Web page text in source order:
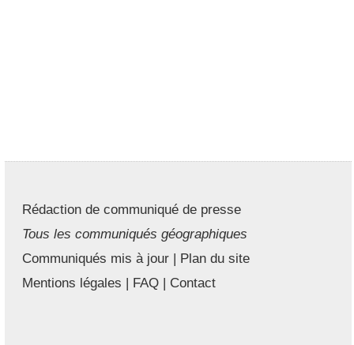
Rédaction de communiqué de presse
Tous les communiqués géographiques
Communiqués mis à jour | Plan du site
Mentions légales | FAQ | Contact